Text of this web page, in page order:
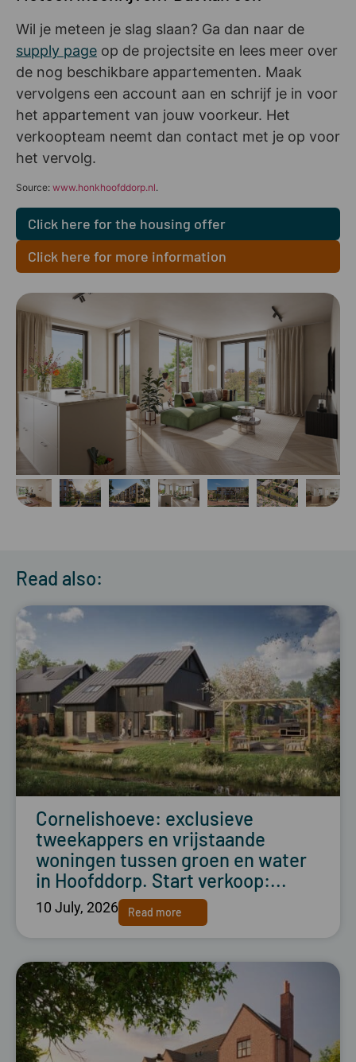
Wil je meteen je slag slaan? Ga dan naar de
supply page op de projectsite en lees meer over
de nog beschikbare appartementen. Maak
vervolgens een account aan en schrijf je in voor
het appartement van jouw voorkeur. Het
verkoopteam neemt dan contact met je op voor
het vervolg.
Source: www.honkhoofddorp.nl.
Click here for the housing offer
Click here for more information
Read also:
Cornelishoeve: exclusieve
tweekappers en vrijstaande
woningen tussen groen en water
in Hoofddorp. Start verkoop:...
10 July, 2026 Read more